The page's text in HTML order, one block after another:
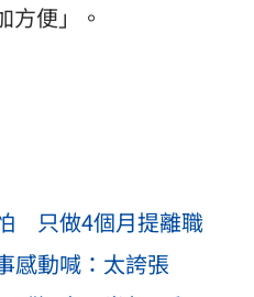
方便」。
只做4個月提離職
感動喊：太誇張